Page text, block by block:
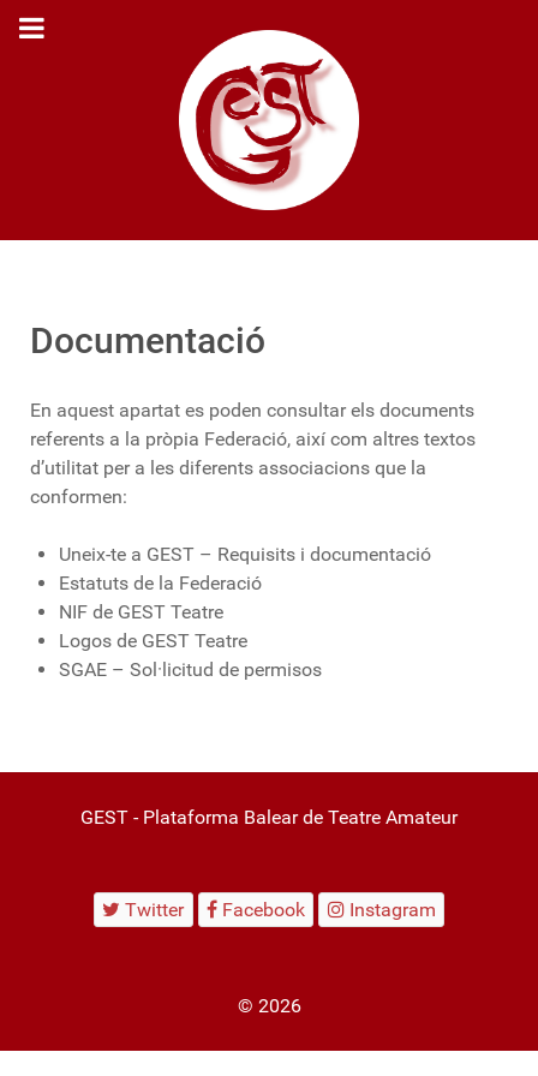
Documentació
En aquest apartat es poden consultar els documents
referents a la pròpia Federació, així com altres textos
d’utilitat per a les diferents associacions que la
conformen:
Uneix-te a GEST – Requisits i documentació
Estatuts de la Federació
NIF de GEST Teatre
Logos de GEST Teatre
SGAE – Sol·licitud de permisos
GEST - Plataforma Balear de Teatre Amateur
Twitter Facebook Instagram
© 2026